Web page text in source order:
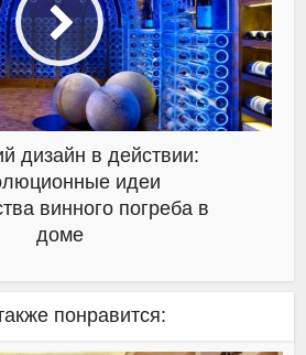
дизайн в действии:
идеи
винного погреба в
доме
понравится: